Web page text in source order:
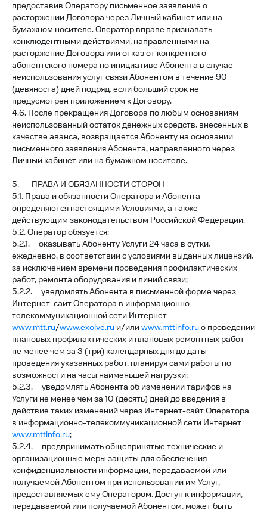
предоставив Оператору письменное заявление о
расторжении Договора через Личный кабинет или на
бумажном носителе. Оператор вправе признавать
конклюдентными действиями, направленными на
расторжение Договора или отказ от конкретного
абонентского номера по инициативе Абонента в случае
неиспользования услуг связи Абонентом в течение 90
(девяноста) дней подряд, если больший срок не
предусмотрен приложением к Договору.​
4.6. После прекращения Договора по любым основаниям
неиспользованный остаток денежных средств, внесенных в
качестве аванса, возвращается Абоненту на основании
письменного заявления Абонента, направленного через
Личный кабинет или на бумажном носителе.
5. ПРАВА И ОБЯЗАННОСТИ СТОРОН
5.1. Права и обязанности Оператора и Абонента
определяются настоящими Условиями, а также
действующим законодательством Российской Федерации.
5.2. Оператор обязуется:
5.2.1. оказывать Абоненту Услуги 24 часа в сутки,
ежедневно, в соответствии с условиями выданных лицензий,
за исключением времени проведения профилактических
работ, ремонта оборудования и линий связи;
5.2.2. уведомлять Абонента в письменной форме через
Интернет-сайт Оператора в информационно-
телекоммуникационной сети Интернет
www.mtt.ru/www.exolve.ru и/илиwww.mttinfo.ruо проведении
плановых профилактических и плановых ремонтных работ
не менее чем за 3 (три) календарных дня до даты
проведения указанных работ, планируя сами работы по
возможности на часы наименьшей нагрузки;
5.2.3. уведомлять Абонента об изменении тарифов на
Услуги не менее чем за 10 (десять) дней до введения в
действие таких изменений через Интернет-сайт Оператора
в информационно-телекоммуникационной сети Интернет
www.mttinfo.ru;
5.2.4. предпринимать общепринятые технические и
организационные меры защиты для обеспечения
конфиденциальности информации, передаваемой или
получаемой Абонентом при использовании им Услуг,
предоставляемых ему Оператором. Доступ к информации,
передаваемой или получаемой Абонентом, может быть